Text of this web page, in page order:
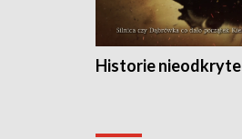
Historie nieodkryte